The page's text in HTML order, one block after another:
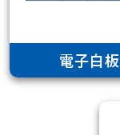
電子白板